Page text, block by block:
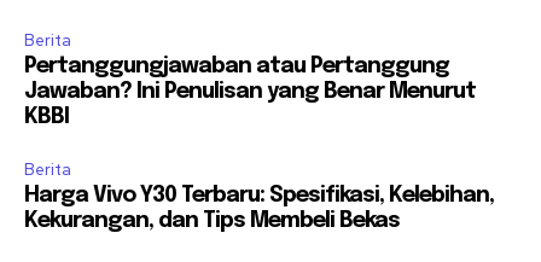
Berita
Pertanggungjawaban atau Pertanggung
Jawaban? Ini Penulisan yang Benar Menurut
KBBI
Berita
Harga Vivo Y30 Terbaru: Spesifikasi, Kelebihan,
Kekurangan, dan Tips Membeli Bekas